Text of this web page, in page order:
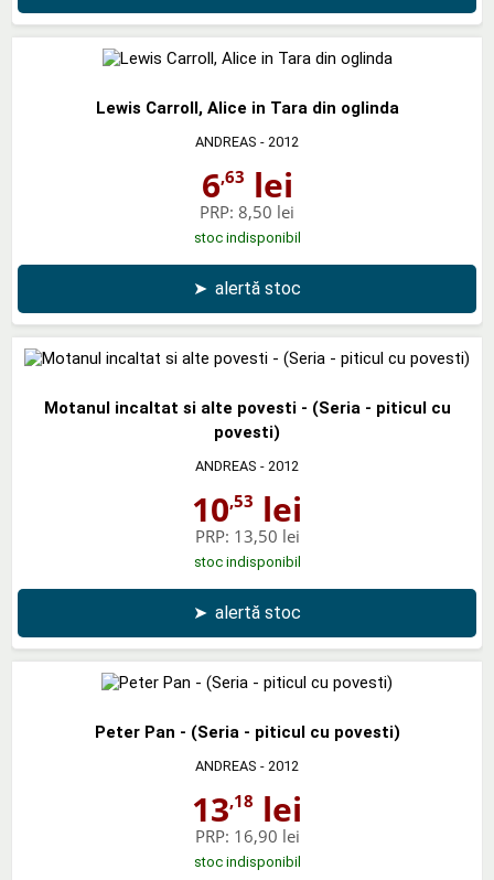
Lewis Carroll, Alice in Tara din oglinda
ANDREAS - 2012
6,63 lei
PRP: 8,50 lei
stoc indisponibil
➤ alertă stoc
Motanul incaltat si alte povesti - (Seria - piticul cu
povesti)
ANDREAS - 2012
10,53 lei
PRP: 13,50 lei
stoc indisponibil
➤ alertă stoc
Peter Pan - (Seria - piticul cu povesti)
ANDREAS - 2012
13,18 lei
PRP: 16,90 lei
stoc indisponibil